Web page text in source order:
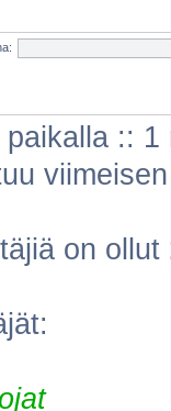
paikalla ::
on ollut